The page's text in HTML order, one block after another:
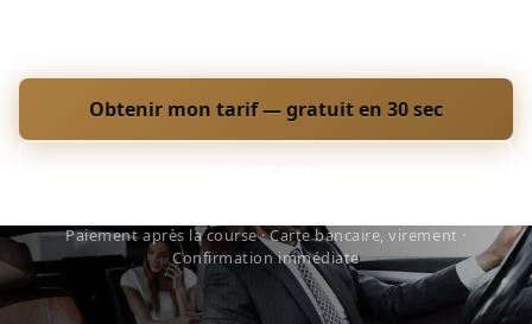
Obtenir mon tarif — gratuit en 30 sec
Paiement après la course · Carte bancaire, virement ·
Confirmation immédiate